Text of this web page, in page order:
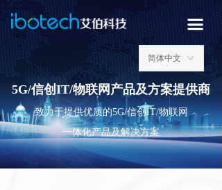
끀
5G/信创IT/物联网产品及方案提供商
致力于提供优质的5G/信创IT/物联网
一体化产品及解决方案
ꀅ
简体中文